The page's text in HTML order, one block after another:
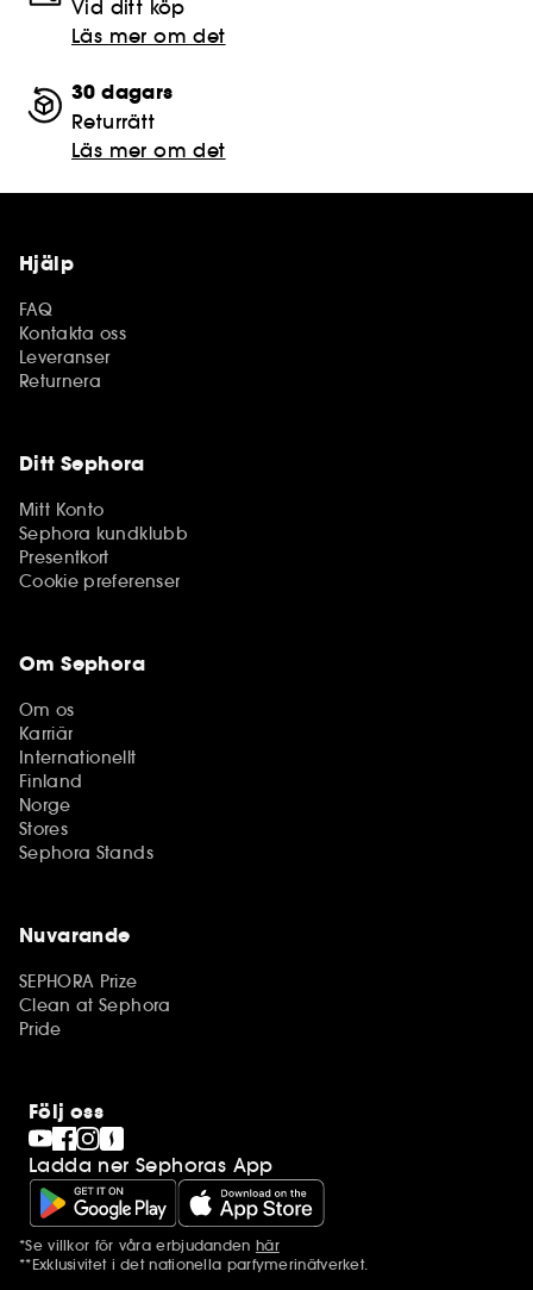
Vid ditt köp
Läs mer om det
30 dagars
Returrätt
Läs mer om det
Hjälp
FAQ
Kontakta oss
Leveranser
Returnera
Ditt Sephora
Mitt Konto
Sephora kundklubb
Presentkort
Cookie preferenser
Om Sephora
Om os
Karriär
Internationellt
Finland
Norge
Stores
Sephora Stands
Nuvarande
SEPHORA Prize
Clean at Sephora
Pride
Följ oss
Ladda ner Sephoras App
Ytterligare information
*Se villkor för våra erbjudanden här
**Exklusivitet i det nationella parfymerinätverket.